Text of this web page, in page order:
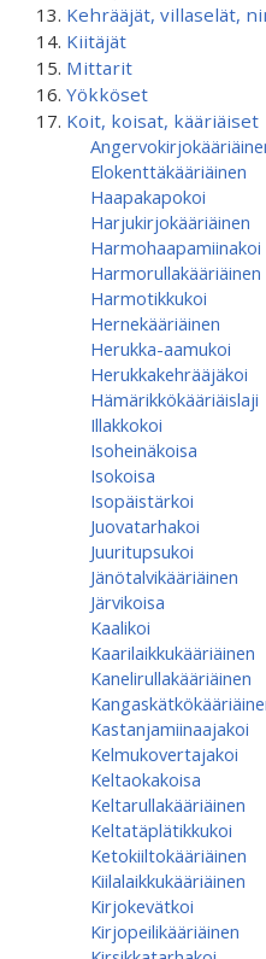
Kehrääjät, villaselät,
Kiitäjät
Mittarit
Yökköset
Koit, koisat, kääriäiset
Elokenttäkääriäinen
Haapakapokoi
Harjukirjokääriäinen
Harmohaapamiinakoi
Harmorullakääriäinen
Harmotikkukoi
Hernekääriäinen
Herukka-aamukoi
Herukkakehrääjäkoi
Hämärikkökääriäislaji
Illakkokoi
Isoheinäkoisa
Isokoisa
Isopäistärkoi
Juovatarhakoi
Juuritupsukoi
Jänötalvikääriäinen
Järvikoisa
Kaalikoi
Kaarilaikkukääriäinen
Kanelirullakääriäinen
Kastanjamiinaajakoi
Kelmukovertajakoi
Keltaokakoisa
Keltarullakääriäinen
Keltatäplätikkukoi
Ketokiiltokääriäinen
Kiilalaikkukääriäinen
Kirjokevätkoi
Kirjopeilikääriäinen